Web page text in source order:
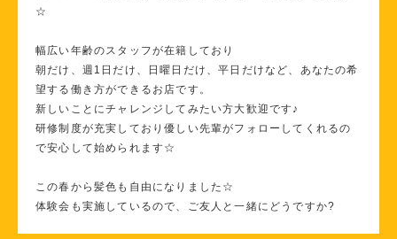
☆
幅広い年齢のスタッフが在籍しており
朝だけ、週1日だけ、日曜日だけ、平日だけなど、あなたの希
望する働き方ができるお店です。
新しいことにチャレンジしてみたい方大歓迎です♪
研修制度が充実しており優しい先輩がフォローしてくれるの
で安心して始められます☆
この春から髪色も自由になりました☆
体験会も実施しているので、ご友人と一緒にどうですか?